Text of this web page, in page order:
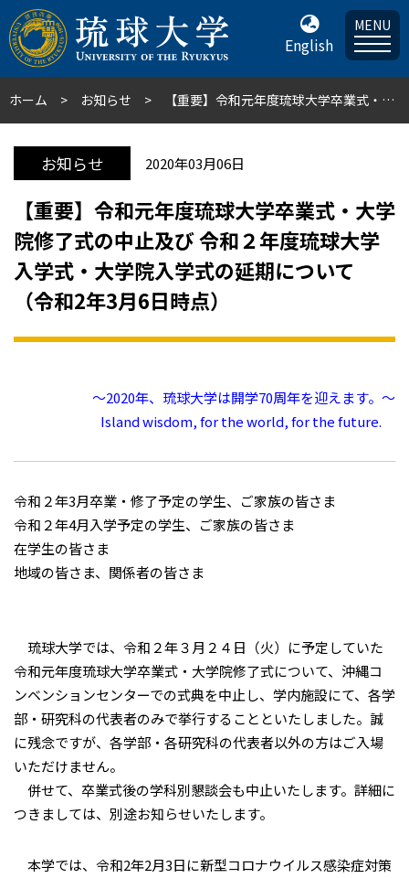
English
MENU
ホーム お知らせ 【重要】令和元年度琉球大学卒業式・大学院修了式の中止及び 令和２年度琉球大学入学式・大学院入学式の延期について （令和2年3月6日時点）
お知らせ 2020年03月06日
【重要】令和元年度琉球大学卒業式・大学
院修了式の中止及び 令和２年度琉球大学
入学式・大学院入学式の延期について
（令和2年3月6日時点）
～2020年、琉球大学は開学70周年を迎えます。～
Island wisdom, for the world, for the future.
令和２年3月卒業・修了予定の学生、ご家族の皆さま
令和２年4月入学予定の学生、ご家族の皆さま
在学生の皆さま
地域の皆さま、関係者の皆さま
琉球大学では、令和２年３月２４日（火）に予定していた
令和元年度琉球大学卒業式・大学院修了式について、沖縄コ
ンベンションセンターでの式典を中止し、学内施設にて、各学
部・研究科の代表者のみで挙行することといたしました。誠
に残念ですが、各学部・各研究科の代表者以外の方はご入場
いただけません。
併せて、卒業式後の学科別懇談会も中止いたします。詳細に
つきましては、別途お知らせいたします。
本学では、令和2年2月3日に新型コロナウイルス感染症対策